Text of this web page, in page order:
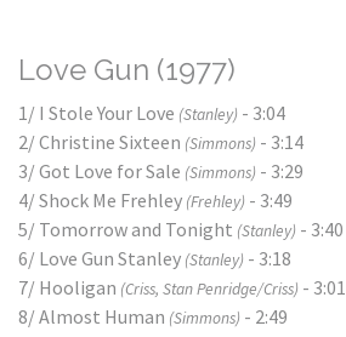
Love Gun (1977)
1/ I Stole Your Love (Stanley) - 3:04
2/ Christine Sixteen (Simmons) - 3:14
3/ Got Love for Sale (Simmons) - 3:29
4/ Shock Me Frehley (Frehley) - 3:49
5/ Tomorrow and Tonight (Stanley) - 3:40
6/ Love Gun Stanley (Stanley) - 3:18
7/ Hooligan (Criss, Stan Penridge/Criss) - 3:01
8/ Almost Human (Simmons) - 2:49